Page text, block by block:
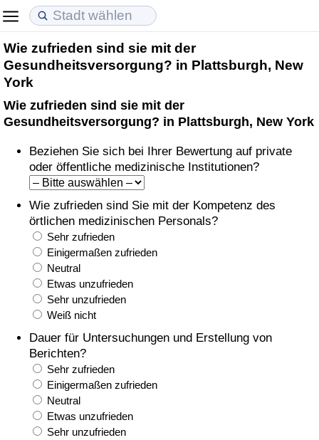
Wie zufrieden sind sie mit der
Gesundheitsversorgung? in Plattsburgh, New
York
Wie zufrieden sind sie mit der
Gesundheitsversorgung? in Plattsburgh, New York
Beziehen Sie sich bei Ihrer Bewertung auf private
oder öffentliche medizinische Institutionen?
Wie zufrieden sind Sie mit der Kompetenz des
örtlichen medizinischen Personals?
Sehr zufrieden
Einigermaßen zufrieden
Neutral
Etwas unzufrieden
Sehr unzufrieden
Weiß nicht
Dauer für Untersuchungen und Erstellung von
Berichten?
Sehr zufrieden
Einigermaßen zufrieden
Neutral
Etwas unzufrieden
Sehr unzufrieden
Lebenshaltungskosten
Lebenshaltungskosten-Index (aktuell)
Lebenshaltungskosten-Index
Lebenshaltungskosten-Index nach Land
in Akaba
Immobilienpreise
Immobilienpreis-Index (aktuell)
Immobilienpreis-Index
Immobilienpreis-Index nach Land
Lebensqualität
Lebensqualität-Index
Lebensqualität-Index (aktuell)
Lebensqualitätsindex nach Land
Kriminalität
Kriminalitäts-Index (aktuell)
Kriminalitäts-Index
Kriminalitätsindex nach Land
Gesundheitsversorgung
Gesundheitsversorgungs-Index (aktuell)
Gesundheitsversorgungs-Index